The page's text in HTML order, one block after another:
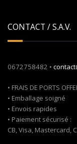
CONTACT / S.A.V.
0672758482 •
• FRAIS DE PORTS
• Emballage soigné
• Envois rapides
• Paiement sécurisé :
CB, Visa, Mastercard,